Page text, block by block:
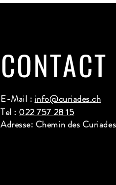
CONTACT
E-Mail : info@curiades.ch
Tel : 022 757 28 15
Adresse: Chemin des